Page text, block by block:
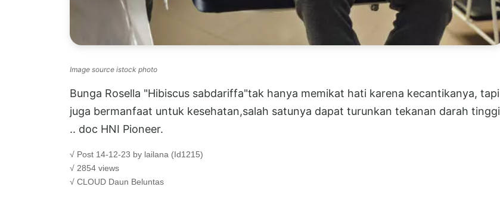
Image source istock photo
Bunga Rosella "Hibiscus sabdariffa"tak hanya memikat hati karena kecantikanya, tapi
juga bermanfaat untuk kesehatan,salah satunya dapat turunkan tekanan darah tinggi
.. doc HNI Pioneer.
√ Post 14-12-23 by lailana (Id1215)
√ 2854 views
√ CLOUD Daun Beluntas